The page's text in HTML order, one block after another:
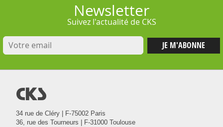
Newsletter
Suivez l'actualité de CKS
@
34 rue de Cléry | F-75002 Paris
36, rue des Tourneurs | F-31000 Toulouse